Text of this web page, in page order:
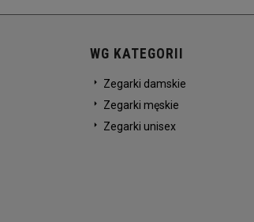
WG KATEGORII
Zegarki damskie
Zegarki męskie
Zegarki unisex